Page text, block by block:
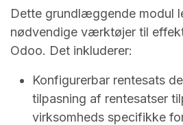
Dette grundlæggende modul
nødvendige værktøjer til
Odoo. Det inkluderer:
Konfigurerbar rentesats
tilpasning af rentesatser
virksomheds specifikke